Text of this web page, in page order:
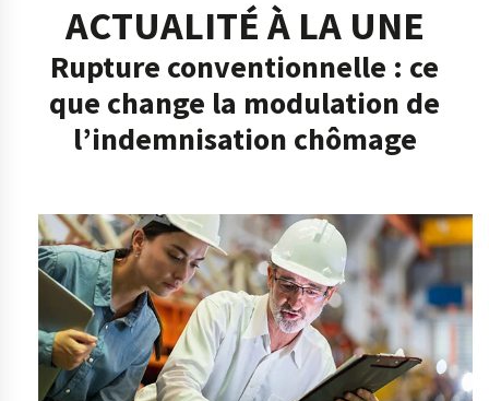
ACTUALITÉ À LA UNE
Rupture conventionnelle : ce
que change la modulation de
l’indemnisation chômage